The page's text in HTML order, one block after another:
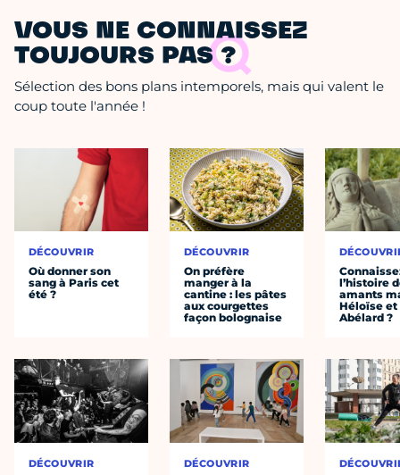
VOUS NE CONNAISSEZ
TOUJOURS PAS ?
Sélection des bons plans intemporels, mais qui valent le
coup toute l'année !
DÉCOUVRIR
Où donner son
sang à Paris cet
été ?
DÉCOUVRIR
DÉCOUVRIR
On préfère
manger à la
cantine : les pâtes
aux courgettes
façon bolognaise
DÉCOUVRIR
l’histoire
amants
Héloïse et
Abélard ?